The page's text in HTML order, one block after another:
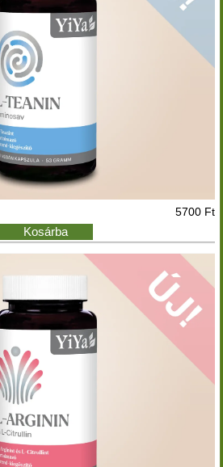
5700 Ft
Kosárba